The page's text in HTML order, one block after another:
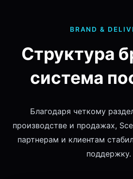
BRAND &
Структура
система
Благодаря четкому
производстве и продажах,
партнерам и клиентам
поддержку.